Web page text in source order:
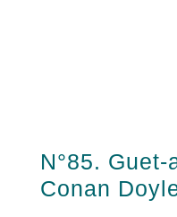
N°85.
Conan